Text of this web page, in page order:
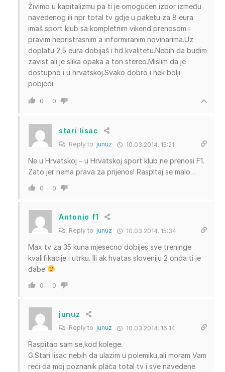
Živimo u kapitalizmu pa ti je omogućen izbor između
navedenog ili npr total tv gdje u paketu za 8 eura
imaš sport klub sa kompletnim vikend prenosom i
pravim nepristrasnim a informiranim novinarima.Uz
doplatu 2,5 eura dobijaš i hd kvalitetu.Nebih da budim
zavist ali je slika opaka a ton stereo.Mislim da je
dostupno i u hrvatskoj.Svako dobro i nek bolji
pobjedi.
0 0
stari lisac
Reply to junuz 10.03.2014. 15:21
Ne u Hrvatskoj – u Hrvatskoj sport klub ne prenosi F1.
Zato jer nema prava za prijenos! Raspitaj se malo…
0 0
Antonio f1
Reply to junuz 10.03.2014. 15:34
Max tv za 35 kuna mjesecno dobijes sve treninge
kvalifikacije i utrku. Ili ak hvatas sloveniju 2 onda ti je
đabe
0 0
junuz
Reply to junuz 10.03.2014. 16:14
Raspitao sam se,kod kolege.
G.Stari lisac nebih da ulazim u polemiku,ali moram Vam
reći da moj poznanik plaća total tv i sve navedene